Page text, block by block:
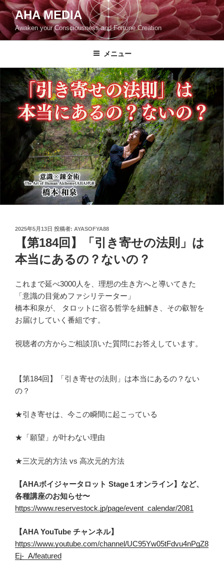
コ
ン
テ
ン
ッ
AHA MEDIA
Awaken your Consciousness and Fortune Creation
メニュー
投
2025年5月13日 投稿者: AYASOFYA88
【第184回】「引き寄せの法則」は
本当にあるの？ないの？
これまで延べ3000人を、理想の生き方へと導いてきた
「意識の目覚めファシリテーター」
橋本和泉が、 タロットに宿る哲学を紐解き、その叡智を
お届けしていく番組です。
視聴者の方からご相談頂いた質問にお答えしています。
【第184回】「引き寄せの法則」は本当にあるの？ない
の？
★引き寄せは、今この瞬間に起こっている
★「願望」が叶わない理由
★三次元的方法 vs 高次元的方法
【AHAボイジャータロット Stage１オンライン】など、
各種講座のお知らせ〜
https://www.reservestock.jp/page/event_calendar/2081
【AHA YouTube チャンネル】
https://www.youtube.com/channel/UC95Yw05tFdvu4nPgZ8
Ej-_A/featured